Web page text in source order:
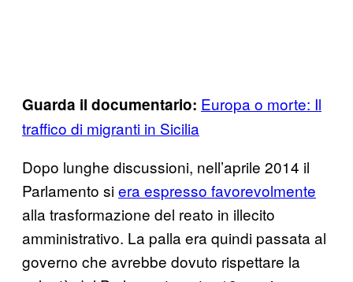
Guarda il documentario: Europa o morte: Il
traffico di migranti in Sicilia
Dopo lunghe discussioni, nell’aprile 2014 il
Parlamento siera espresso favorevolmente
alla trasformazione del reato in illecito
amministrativo. La palla era quindi passata al
governo che avrebbe dovuto rispettare la